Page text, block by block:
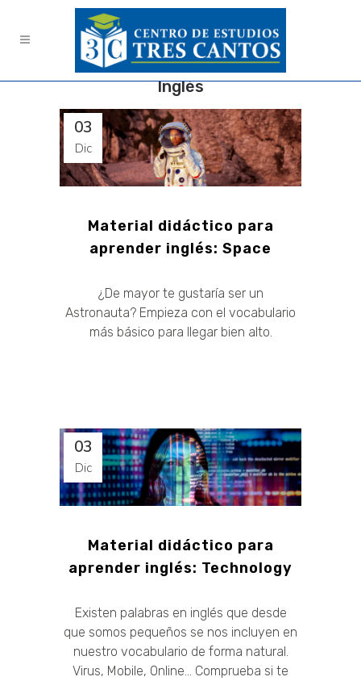
Inglés
03
Dic
Material didáctico para
aprender inglés: Space
¿De mayor te gustaría ser un
Astronauta? Empieza con el vocabulario
más básico para llegar bien alto.
03
Dic
Material didáctico para
aprender inglés: Technology
Existen palabras en inglés que desde
que somos pequeños se nos incluyen en
nuestro vocabulario de forma natural.
Virus, Mobile, Online... Comprueba si te